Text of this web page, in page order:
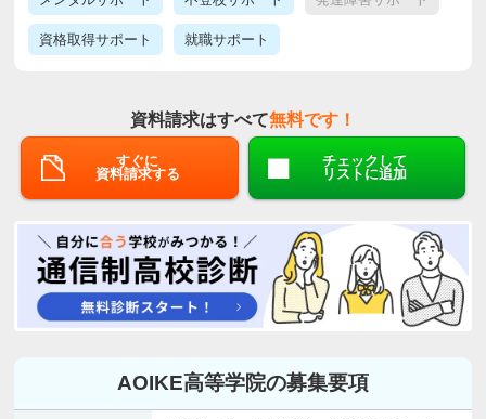
資格取得サポート 就職サポート
資料請求はすべて無料です！
すぐに
資料請求する
チェックして
リストに追加
AOIKE高等学院の募集要項